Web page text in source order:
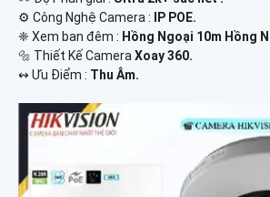
⚙ Công Nghệ Camera : IP POE.
❈ Xem ban đêm : Hồng Ngoại 10m Hồng
🔩 Thiết Kế Camera Xoay 360.
️↭ Ưu Điểm : Thu Âm.